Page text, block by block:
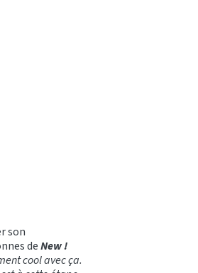
son
deNew !
cool avec ça.